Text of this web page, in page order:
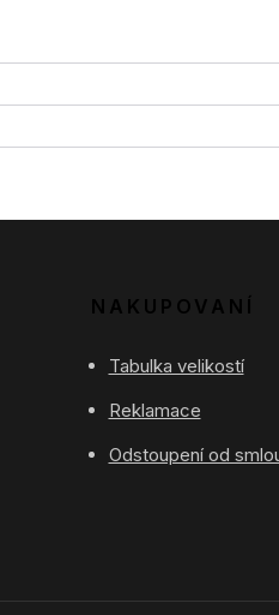
NAKUPOVANÍ
Tabulka velikostí
Reklamace
Odstoupení od